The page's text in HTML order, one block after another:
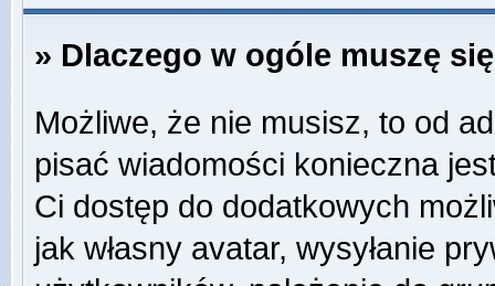
» Dlaczego w ogóle muszę
Możliwe, że nie musisz, to od
pisać wiadomości konieczna
Ci dostęp do dodatkowych
jak własny avatar, wysyłanie